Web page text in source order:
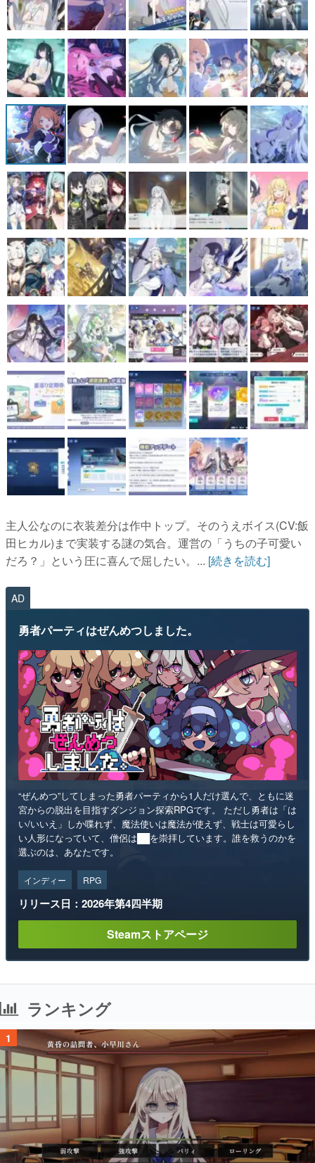
その他
電ファミニコゲーマーとは？
運営：株式会社マレ
主人公なのに衣装差分は作中トップ。そのうえボイス(CV:飯
田ヒカル)まで実装する謎の気合。運営の「うちの子可愛い
だろ？」という圧に喜んで屈したい。... [続きを読む]
AD
勇者パーティはぜんめつしました。
“ぜんめつ”してしまった勇者パーティから1人だけ選んで、ともに迷
宮からの脱出を目指すダンジョン探索RPGです。 ただし勇者は「は
い/いいえ」しか喋れず、魔法使いは魔法が使えず、戦士は可愛らし
い人形になっていて、僧侶は██を崇拝しています。誰を救うのかを
選ぶのは、あなたです。
インディー RPG
リリース日：2026年第4四半期
Steamストアページ
ランキング
1